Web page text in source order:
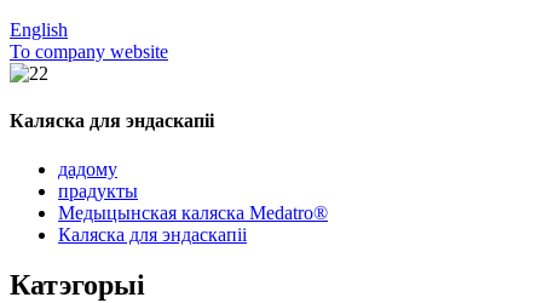
English
To company website
Каляска для эндаскапіі
дадому
прадукты
Медыцынская каляска Medatro®
Каляска для эндаскапіі
Катэгорыі